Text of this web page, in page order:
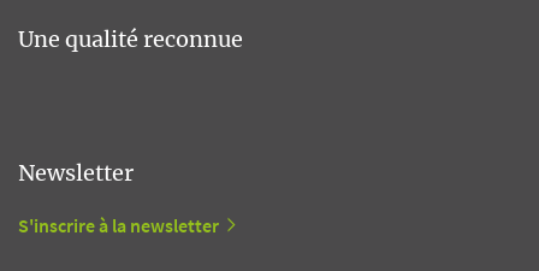
Une qualité reconnue
Newsletter
S'inscrire à la newsletter